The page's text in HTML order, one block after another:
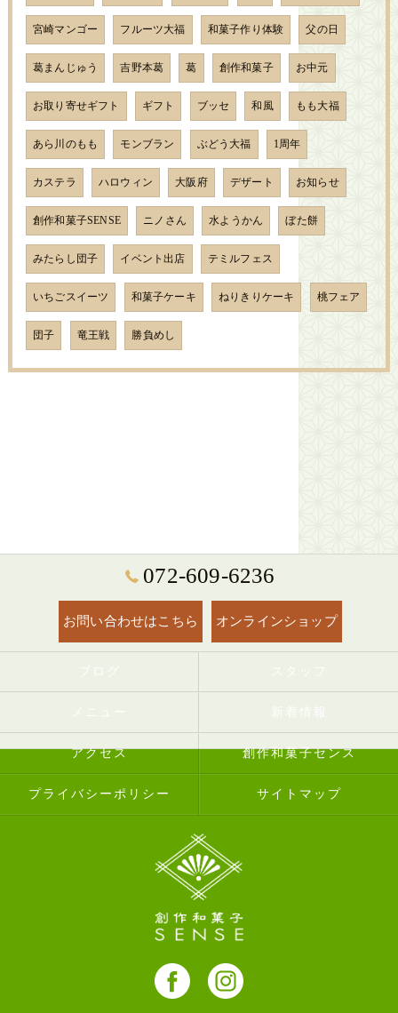
宮崎マンゴー フルーツ大福 和菓子作り体験 父の日
葛まんじゅう 吉野本葛 葛 創作和菓子 お中元
お取り寄せギフト ギフト ブッセ 和風 もも大福
あら川のもも モンブラン ぶどう大福 1周年
カステラ ハロウィン 大阪府 デザート お知らせ
創作和菓子SENSE ニノさん 水ようかん ぼた餅
みたらし団子 イベント出店 テミルフェス
いちごスイーツ 和菓子ケーキ ねりきりケーキ 桃フェア
団子 竜王戦 勝負めし
072-609-6236
お問い合わせはこちら オンラインショップ
ブログ スタッフ
メニュー 新着情報
アクセス 創作和菓子センス
プライバシーポリシー サイトマップ